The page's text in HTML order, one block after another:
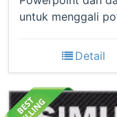
untuk menggali
Detail